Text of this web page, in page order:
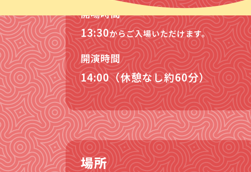
開場時間
13:30からご入場いただけます。
開演時間
14:00（休憩なし約60分）
場所